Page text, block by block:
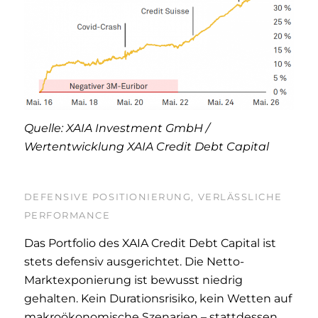
Quelle: XAIA Investment GmbH /
Wertentwicklung XAIA Credit Debt Capital
DEFENSIVE POSITIONIERUNG, VERLÄSSLICHE
PERFORMANCE
Das Portfolio des XAIA Credit Debt Capital ist
stets defensiv ausgerichtet. Die Netto-
Marktexponierung ist bewusst niedrig
gehalten. Kein Durationsrisiko, kein Wetten auf